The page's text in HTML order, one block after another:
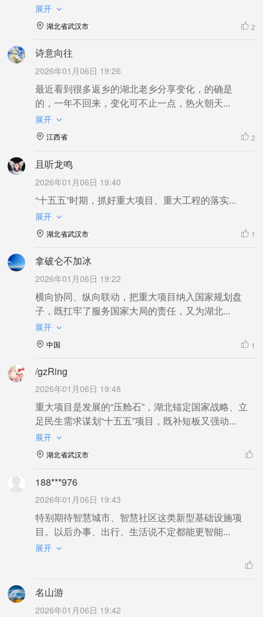
展开
湖北省武汉市 2
诗意向往
2026年01月06日 19:26
最近看到很多返乡的湖北老乡分享变化，的确是
的，一年不回来，变化可不止一点，热火朝天...
展开
江西省 2
且听龙鸣
2026年01月06日 19:40
“十五五”时期，抓好重大项目、重大工程的落实...
展开
湖北省武汉市 1
拿破仑不加冰
2026年01月06日 19:22
横向协同、纵向联动，把重大项目纳入国家规划盘
子，既扛牢了服务国家大局的责任，又为湖北...
展开
中国 1
/gzRing
2026年01月06日 19:48
重大项目是发展的“压舱石”，湖北锚定国家战略、立
足民生需求谋划“十五五”项目，既补短板又强动...
展开
湖北省武汉市
188***976
2026年01月06日 19:43
特别期待智慧城市、智慧社区这类新型基础设施项
目。以后办事、出行、生活说不定都能更智能...
展开
名山游
2026年01月06日 19:42